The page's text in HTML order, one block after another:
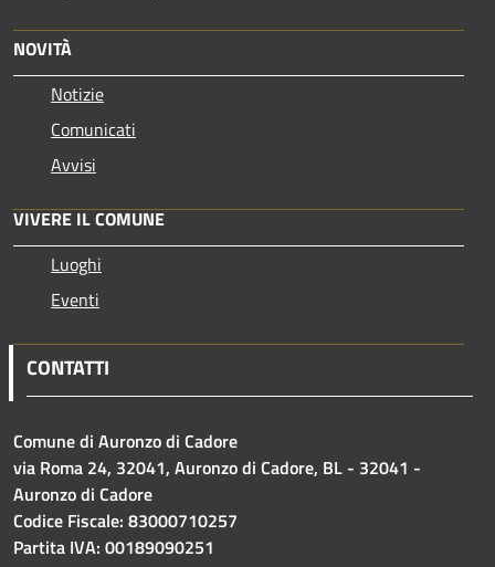
NOVITÀ
Notizie
Comunicati
Avvisi
VIVERE IL COMUNE
Luoghi
Eventi
CONTATTI
Comune di Auronzo di Cadore
via Roma 24, 32041, Auronzo di Cadore, BL - 32041 -
Auronzo di Cadore
Codice Fiscale: 83000710257
Partita IVA: 00189090251